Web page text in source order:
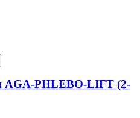
AGA-PHLEBO-LIFT (2-